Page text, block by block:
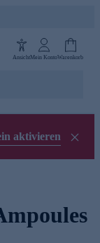
AnsichtMein KontoWarenkorb
aktivieren